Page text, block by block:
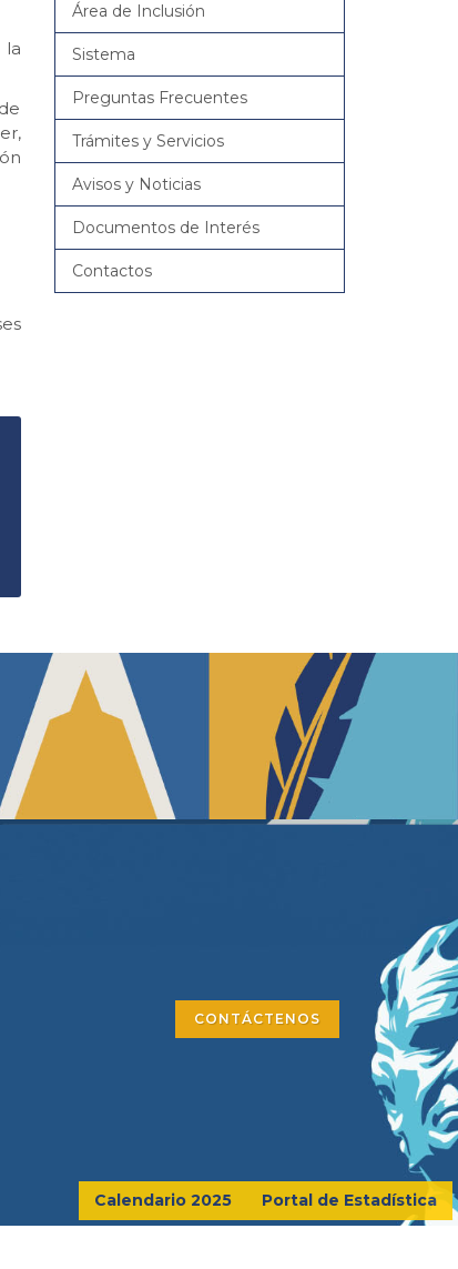
la
Área de Inclusión
Sistema
Preguntas Frecuentes
Trámites y Servicios
Avisos y Noticias
Documentos de Interés
Contactos
CONTÁCTENOS
Calendario 2025 Portal de Estadística